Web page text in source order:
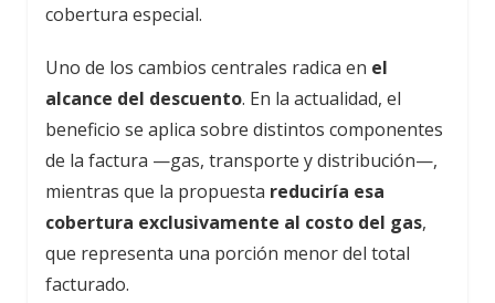
cobertura especial.
Uno de los cambios centrales radica en el
alcance del descuento. En la actualidad, el
beneficio se aplica sobre distintos componentes
de la factura —gas, transporte y distribución—,
mientras que la propuesta reduciría esa
cobertura exclusivamente al costo del gas,
que representa una porción menor del total
facturado.